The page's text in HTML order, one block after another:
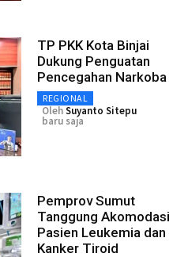
TP PKK Kota Binjai
Dukung Penguatan
Pencegahan Narkoba
REGIONAL
OlehSuyanto Sitepu
baru saja
Pemprov Sumut
Tanggung Akomodasi
Pasien Leukemia dan
Kanker Tiroid